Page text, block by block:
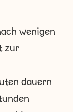
wenigen
zur
dauern